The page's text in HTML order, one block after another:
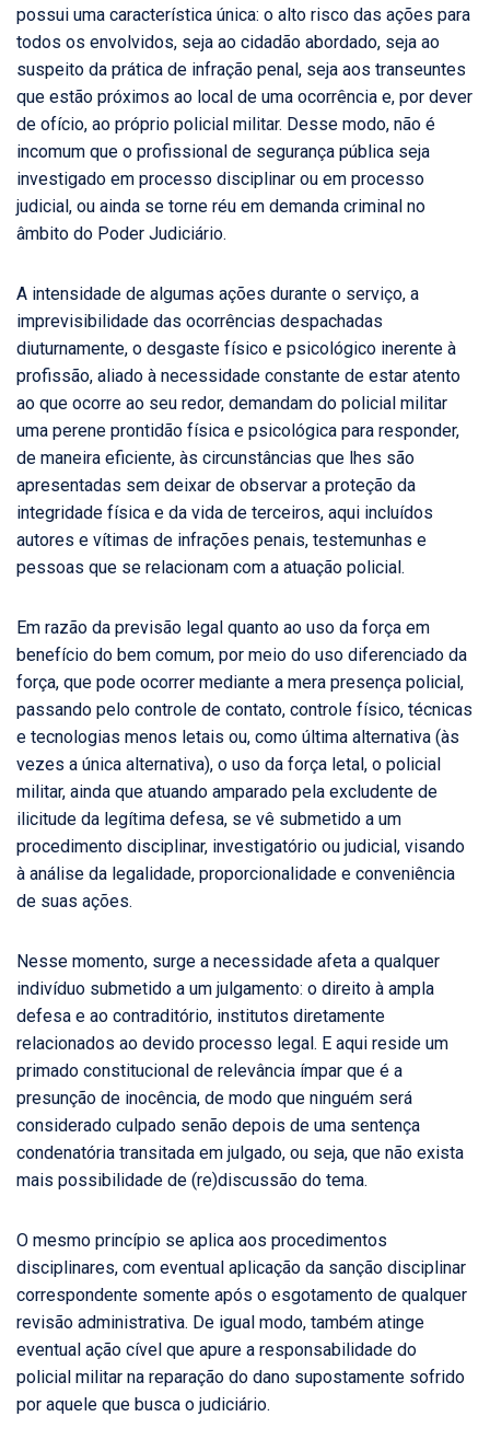
possui uma característica única: o alto risco das ações para
todos os envolvidos, seja ao cidadão abordado, seja ao
suspeito da prática de infração penal, seja aos transeuntes
que estão próximos ao local de uma ocorrência e, por dever
de ofício, ao próprio policial militar. Desse modo, não é
incomum que o profissional de segurança pública seja
investigado em processo disciplinar ou em processo
judicial, ou ainda se torne réu em demanda criminal no
âmbito do Poder Judiciário.
A intensidade de algumas ações durante o serviço, a
imprevisibilidade das ocorrências despachadas
diuturnamente, o desgaste físico e psicológico inerente à
profissão, aliado à necessidade constante de estar atento
ao que ocorre ao seu redor, demandam do policial militar
uma perene prontidão física e psicológica para responder,
de maneira eficiente, às circunstâncias que lhes são
apresentadas sem deixar de observar a proteção da
integridade física e da vida de terceiros, aqui incluídos
autores e vítimas de infrações penais, testemunhas e
pessoas que se relacionam com a atuação policial.
Em razão da previsão legal quanto ao uso da força em
benefício do bem comum, por meio do uso diferenciado da
força, que pode ocorrer mediante a mera presença policial,
passando pelo controle de contato, controle físico, técnicas
e tecnologias menos letais ou, como última alternativa (às
vezes a única alternativa), o uso da força letal, o policial
militar, ainda que atuando amparado pela excludente de
ilicitude da legítima defesa, se vê submetido a um
procedimento disciplinar, investigatório ou judicial, visando
à análise da legalidade, proporcionalidade e conveniência
de suas ações.
Nesse momento, surge a necessidade afeta a qualquer
indivíduo submetido a um julgamento: o direito à ampla
defesa e ao contraditório, institutos diretamente
relacionados ao devido processo legal. E aqui reside um
primado constitucional de relevância ímpar que é a
presunção de inocência, de modo que ninguém será
considerado culpado senão depois de uma sentença
condenatória transitada em julgado, ou seja, que não exista
mais possibilidade de (re)discussão do tema.
O mesmo princípio se aplica aos procedimentos
disciplinares, com eventual aplicação da sanção disciplinar
correspondente somente após o esgotamento de qualquer
revisão administrativa. De igual modo, também atinge
eventual ação cível que apure a responsabilidade do
policial militar na reparação do dano supostamente sofrido
por aquele que busca o judiciário.